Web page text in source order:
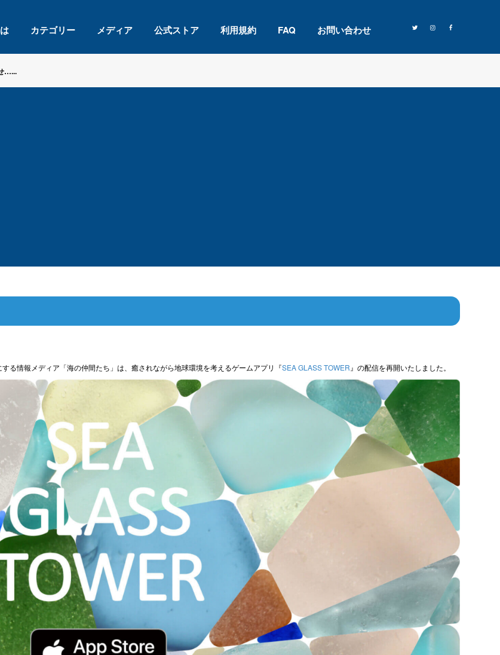
カテゴリー メディア 公式ストア 利用規約 FAQ お問い合わせ
…...
る情報メディア「海の仲間たち」は、癒されながら地球環境を考えるゲームアプリ『SEA GLASS TOWER 』の配信を再開いたしました。